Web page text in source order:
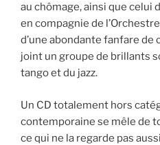
au chômage, ainsi que celui
en compagnie de
d’une abondante fanfare de
joint un groupe de brillants
tango et du jazz.
Un CD totalement hors
contemporaine se mêle de
ce qui ne la regarde pas